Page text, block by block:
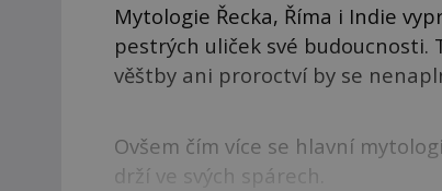
Mytologie Řecka, Říma i Indie
pestrých uliček své
věštby ani proroctví by se
Ovšem čím více se hlavní
drží ve svých spárech.